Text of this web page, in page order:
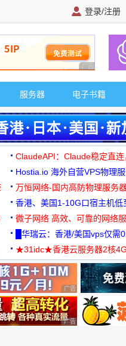
登录/注册
广告 商业广告
服务器 电子书籍
ClaudeAPI：Claude稳定直
Hostia.io 海外自营VPS物理
万恒网络-国内高防物理服务
99元/月起
香港、美国1-10G口宿主机低
微子网络 高效、可靠的网络
█华瑞云：香港/美国vps仅需
★31idc★香港云服务器2核
用◆
广告 商业广告，理性
广告 商业广告，理性